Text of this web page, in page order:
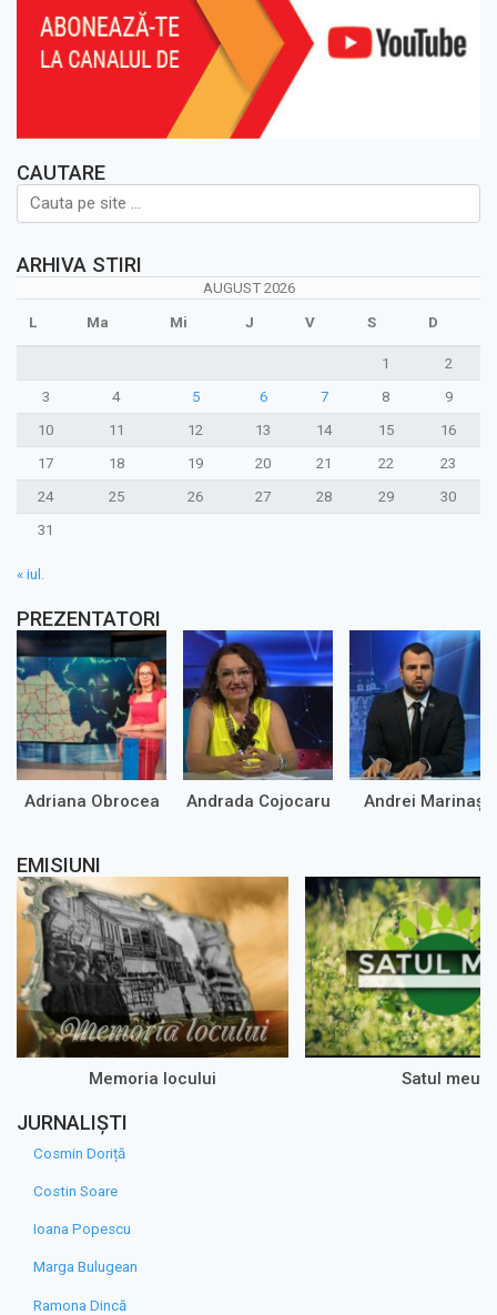
CAUTARE
ARHIVA STIRI
AUGUST 2026
L Ma Mi J V S D
1
2
3
4 5 6 7 8
9
10
11 12 13 14 15
16
17
18 19 20 21 22
23
24
25 26 27 28 29
30
31
« iul.
PREZENTATORI
Adriana Obrocea Andrada Cojocaru Andrei Marinaș
EMISIUNI
Memoria locului Satul meu
JURNALIȘTI
Cosmin Doriță
Costin Soare
Ioana Popescu
Marga Bulugean
Ramona Dincă